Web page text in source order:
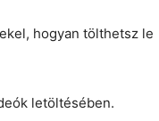
hogyan tölthetsz le
letöltésében.